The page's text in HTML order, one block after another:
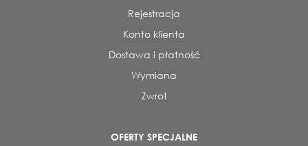
Rejestracja
Konto klienta
Dostawa i płatność
Wymiana
Zwrot
OFERTY SPECJALNE